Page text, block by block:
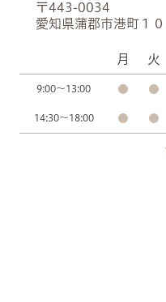
〒443-0034
愛知県蒲郡市港町１
月 火
9:00～13:00
14:30～18:00